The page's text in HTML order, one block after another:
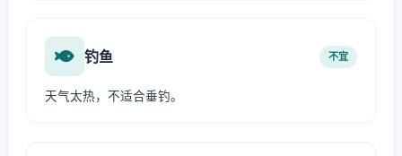
钓鱼 不宜
天气太热，不适合垂钓。